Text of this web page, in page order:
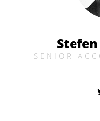
SENIOR